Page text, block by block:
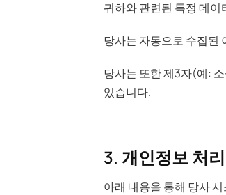
귀하와 관련된 특정 데
당사는 자동으로 수집된
당사는 또한 제3자(예:
있습니다.
3. 개인정보 처
아래 내용을 통해 당사